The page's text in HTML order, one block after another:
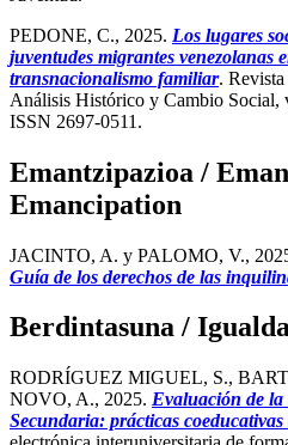
PEDONE, C., 2025. Los lugares
juventudes migrantes venezolanas
transnacionalismo familiar.
Análisis Histórico y Cambio Social,
ISSN 2697-0511.
Emantzipazioa /
Emancipation
JACINTO, A. y PALOMO, V.,
Guía de los derechos de las
Berdintasuna /
RODRÍGUEZ MIGUEL, S.,
NOVO, A., 2025. Evaluación de la
Secundaria: prácticas